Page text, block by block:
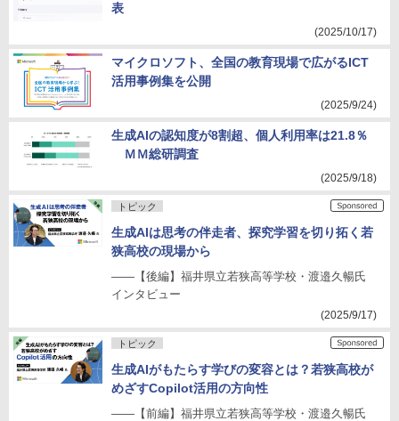
表
(2025/10/17)
マイクロソフト、全国の教育現場で広がるICT
活用事例集を公開
(2025/9/24)
生成AIの認知度が8割超、個人利用率は21.8％
ＭＭ総研調査
(2025/9/18)
トピック
生成AIは思考の伴走者、探究学習を切り拓く若
狭高校の現場から
――【後編】福井県立若狭高等学校・渡邉久暢氏
インタビュー
(2025/9/17)
トピック
生成AIがもたらす学びの変容とは？若狭高校が
めざすCopilot活用の方向性
――【前編】福井県立若狭高等学校・渡邉久暢氏